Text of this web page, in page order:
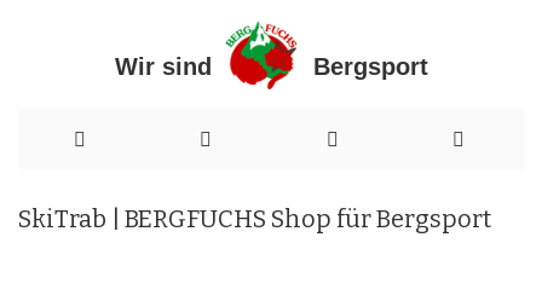
Wir sind Bergsport
zum
SkiTrab | BERGFUCHS Shop für Bergsport